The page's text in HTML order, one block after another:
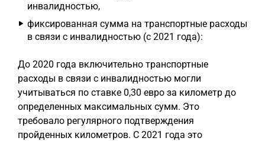
инвалидностью,
фиксированная сумма на транспортные расходы
в связи с инвалидностью (с 2021 года):
До 2020 года включительно транспортные
расходы в связи с инвалидностью могли
учитываться по ставке 0,30 евро за километр до
определенных максимальных сумм. Это
требовало регулярного подтверждения
пройденных километров. С 2021 года это